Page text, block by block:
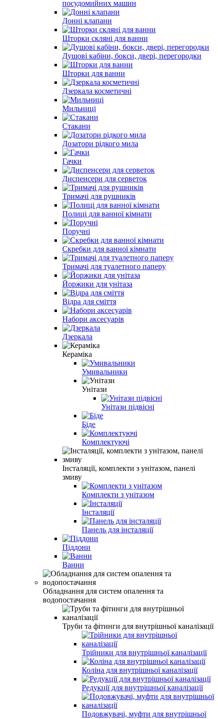
посудомийних машин
Донні клапани
Шторки скляні для ванни
Душові кабіни, бокси, двері, перегородки
Шторки для ванни
Дзеркала косметичні
Мильниці
Стакани
Дозатори рідкого мила
Гачки
Диспенсери для серветок
Тримачі для рушників
Полиці для ванної кімнати
Поручні
Скребки для ванної кімнати
Тримачі для туалетного паперу
Йоржики для унітаза
Відра для сміття
Набори аксесуарів
Дзеркала
Кераміка
Умивальники
Унітази
Унітази підвісні
Біде
Комплектуючі
Інсталяції, комплекти з унітазом, панелі
змиву
Комплекти з унітазом
Інсталяції
Панель для інсталяції
Піддони
Ванни
Обладнання для систем опалення та
водопостачання
Труби та фітинги для внутрішньої каналізації
Трійники для внутрішньої каналізації
Коліна для внутрішньої каналізації
Редукції для внутрішньої каналізації
Подовжувачі, муфти для внутрішньої